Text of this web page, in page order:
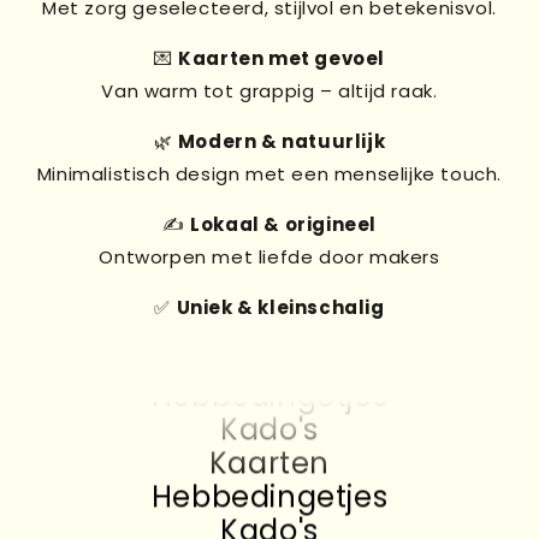
Met zorg geselecteerd, stijlvol en betekenisvol.
💌 Kaarten met gevoel
Van warm tot grappig – altijd raak.
🌿 Modern & natuurlijk
Minimalistisch design met een menselijke touch.
✍️ Lokaal & origineel
Ontworpen met liefde door makers
✅ Uniek & kleinschalig
Kaarten
Hebbedingetjes
Kado's
Kaarten
Hebbedingetjes
Kado's
Kado's
Kaarten
Hebbedingetjes
Kado's